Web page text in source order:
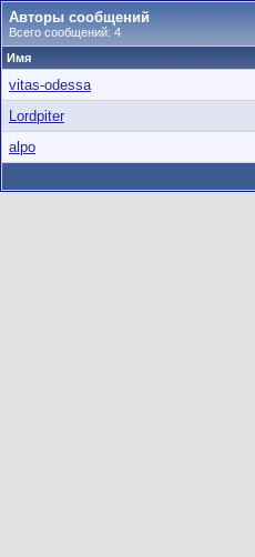
Авторы сообщений
Всего сообщений: 4
Имя
vitas-odessa
Lordpiter
alpo